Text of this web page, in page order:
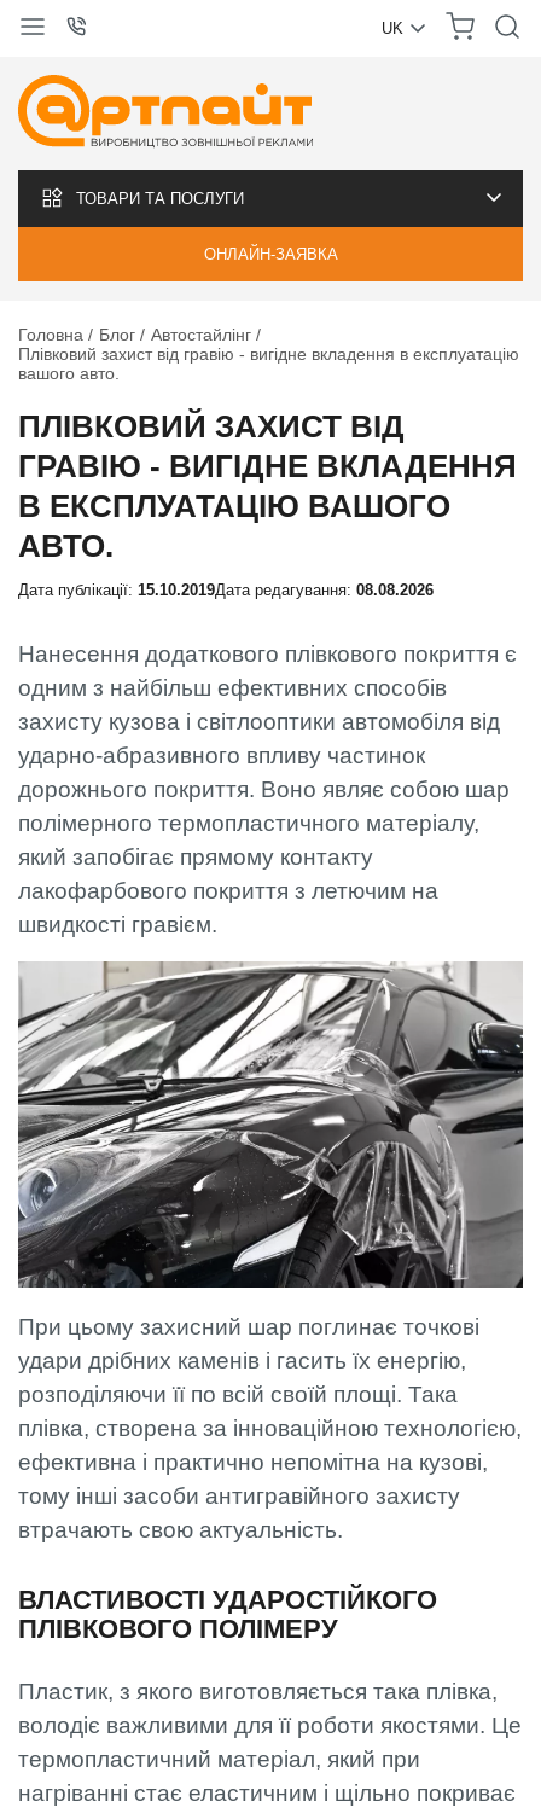
UK
ТОВАРИ ТА ПОСЛУГИ
ОНЛАЙН-ЗАЯВКА
Головна Блог
Автостайлінг
Плівковий захист від гравію - вигідне вкладення в експлуатацію
вашого авто.
ПЛІВКОВИЙ ЗАХИСТ ВІД
ГРАВІЮ - ВИГІДНЕ ВКЛАДЕННЯ
В ЕКСПЛУАТАЦІЮ ВАШОГО
АВТО.
Дата публікації: 15.10.2019Дата редагування: 08.08.2026
Нанесення додаткового плівкового покриття є
одним з найбільш ефективних способів
захисту кузова і світлооптики автомобіля від
ударно-абразивного впливу частинок
дорожнього покриття. Воно являє собою шар
полімерного термопластичного матеріалу,
який запобігає прямому контакту
лакофарбового покриття з летючим на
швидкості гравієм.
При цьому захисний шар поглинає точкові
удари дрібних каменів і гасить їх енергію,
розподіляючи її по всій своїй площі. Така
плівка, створена за інноваційною технологією,
ефективна і практично непомітна на кузові,
тому інші засоби антигравійного захисту
втрачають свою актуальність.
ВЛАСТИВОСТІ УДАРОСТІЙКОГО
ПЛІВКОВОГО ПОЛІМЕРУ
Пластик, з якого виготовляється така плівка,
володіє важливими для її роботи якостями. Це
термопластичний матеріал, який при
нагріванні стає еластичним і щільно покриває